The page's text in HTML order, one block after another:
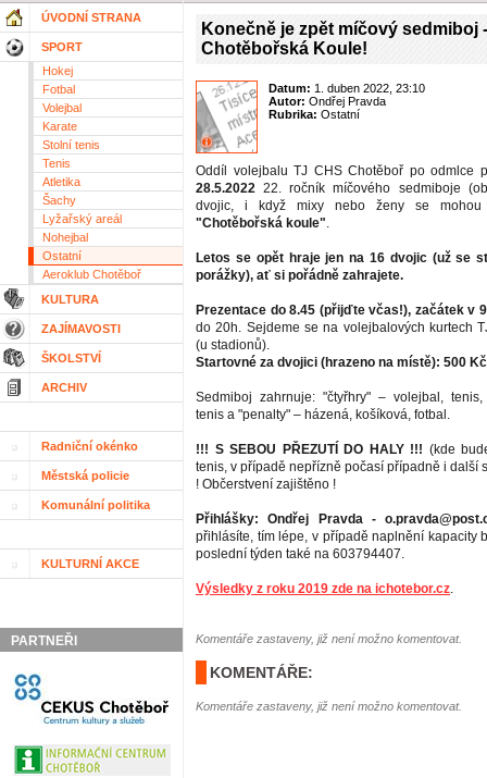
ÚVODNÍ STRANA
SPORT
Hokej
Fotbal
Volejbal
Karate
Stolní tenis
Tenis
Atletika
Šachy
Lyžařský areál
Nohejbal
Ostatní
Aeroklub Chotěboř
KULTURA
ZAJÍMAVOSTI
ŠKOLSTVÍ
ARCHIV
Radniční okénko
Městská policie
Komunální politika
KULTURNÍ AKCE
PARTNEŘI
Konečně je zpět míčový sedmiboj
Chotěbořská Koule!
Datum: 1. duben 2022, 23:10
Autor: Ondřej Pravda
Rubrika: Ostatní
Oddíl volejbalu TJ CHS Chotěboř po odmlce
28.5.2022 22. ročník míčového sedmiboje
dvojic, i když mixy nebo ženy se mohou
"Chotěbořská koule".
Letos se opět hraje jen na 16 dvojic (už se
porážky), ať si pořádně zahrajete.
Prezentace do 8.45 (přijďte včas!), začátek v
do 20h. Sejdeme se na volejbalových kurtech
(u stadionů).
Startovné za dvojici (hrazeno na místě): 500 Kč
Sedmiboj zahrnuje: "čtyřhry" – volejbal,
tenis a "penalty" – házená, košíková, fotbal.
!!! S SEBOU PŘEZUTÍ DO HALY !!! (kde
tenis, v případě nepřízně počasí případně i další
! Občerstvení zajištěno !
Přihlášky: Ondřej Pravda -
přihlásíte, tím lépe, v případě naplnění kapacity
poslední týden také na 603794407.
Výsledky z roku 2019 zde na ichotebor.cz.
Komentáře zastaveny, již není možno komentovat.
KOMENTÁŘE:
Komentáře zastaveny, již není možno komentovat.